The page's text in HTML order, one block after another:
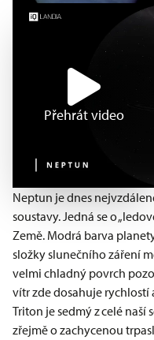
Přehrát video
Neptun je dnes
soustavy. Jedná se o
Země. Modrá barva
složky slunečního záření
velmi chladný povrch
vítr zde dosahuje rychlostí
Triton je sedmý z celé naší
zřejmě o zachycenou